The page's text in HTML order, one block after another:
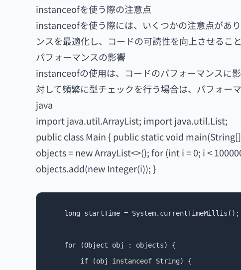
instanceofを使う際の注意点
instanceofを使う際には、いくつかの注意点があ
ンスを最適化し、コードの可読性を向上させること
パフォーマンスの影響
instanceofの使用は、コードのパフォーマンスに
対して頻繁に型チェックを行う場合は、パフォー
java
import java.util.ArrayList; import java.util.List;
public class Main { public static void
objects = new ArrayList<>(); for (int i = 0; i <
objects.add(new Integer(i)); }
    long startTime = System.currentTimeMillis();
    for (Object obj : objects) {
        if (obj instanceof String) {